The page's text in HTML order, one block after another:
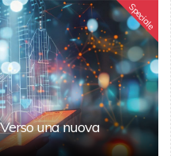
Speciale
una nuova